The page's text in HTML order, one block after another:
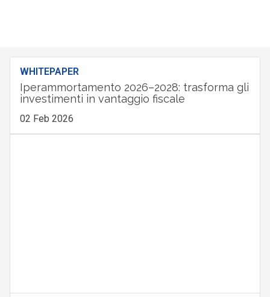
WHITEPAPER
Iperammortamento 2026–2028: trasforma gli
investimenti in vantaggio fiscale
02 Feb 2026